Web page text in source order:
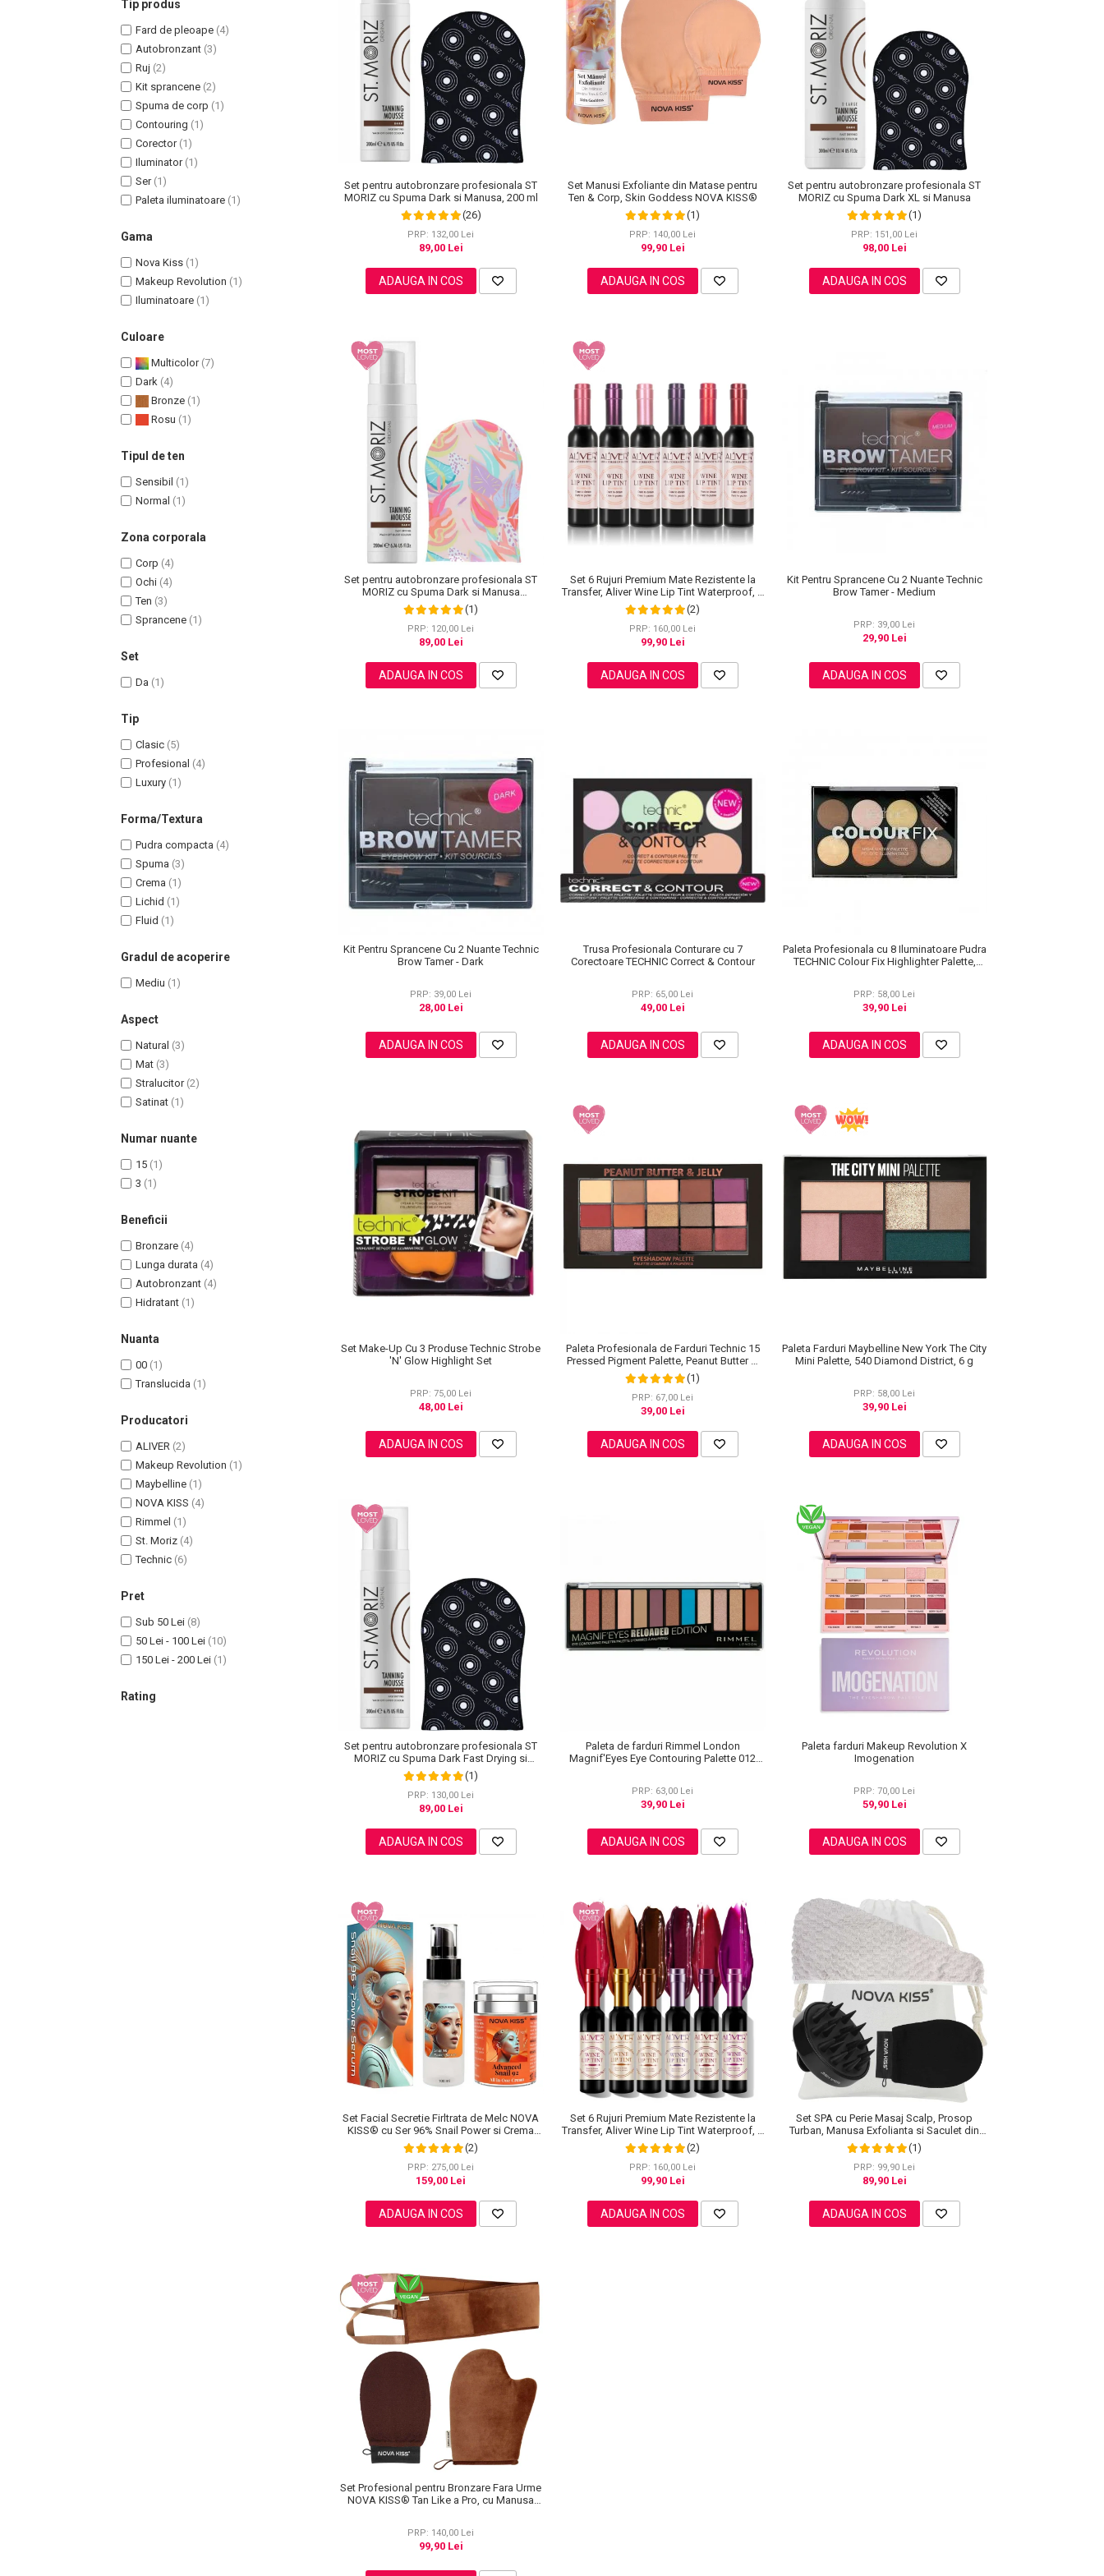
Uleiuri Unghii / Cuticule
Masaj Facial si Drenaj Limfatic
Plasturi ochi / nas / frunte
Produse Curatare Ten
Sampoane Colorante
Par Uscat / Deteriorat
Tip produs
Fard de pleoape (4)
Autobronzant (3)
Ruj (2)
Kit sprancene (2)
Spuma de corp (1)
Contouring (1)
Corector (1)
Iluminator (1)
Ser (1)
Paleta iluminatoare (1)
Gama
Nova Kiss (1)
Makeup Revolution (1)
Iluminatoare (1)
Culoare
Multicolor (7)
Dark (4)
Bronze (1)
Rosu (1)
Tipul de ten
Sensibil (1)
Normal (1)
Zona corporala
Corp (4)
Ochi (4)
Ten (3)
Sprancene (1)
Set
Da (1)
Tip
Clasic (5)
Profesional (4)
Luxury (1)
Forma/Textura
Pudra compacta (4)
Spuma (3)
Crema (1)
Lichid (1)
Fluid (1)
Gradul de acoperire
Mediu (1)
Aspect
Natural (3)
Mat (3)
Stralucitor (2)
Satinat (1)
Numar nuante
15 (1)
3 (1)
Beneficii
Bronzare (4)
Lunga durata (4)
Autobronzant (4)
Hidratant (1)
Nuanta
00 (1)
Translucida (1)
Producatori
ALIVER (2)
Makeup Revolution (1)
Maybelline (1)
NOVA KISS (4)
Rimmel (1)
St. Moriz (4)
Technic (6)
Pret
Sub 50 Lei (8)
50 Lei - 100 Lei (10)
150 Lei - 200 Lei (1)
Rating
Set pentru autobronzare profesionala ST
MORIZ cu Spuma Dark si Manusa, 200 ml
(26)
PRP: 132,00 Lei
89,00 Lei
ADAUGA IN COS
Set Manusi Exfoliante din Matase pentru
Ten & Corp, Skin Goddess NOVA KISS®
(1)
PRP: 140,00 Lei
99,90 Lei
ADAUGA IN COS
Set pentru autobronzare profesionala ST
MORIZ cu Spuma Dark XL si Manusa
(1)
PRP: 151,00 Lei
98,00 Lei
ADAUGA IN COS
Set pentru autobronzare profesionala ST
MORIZ cu Spuma Dark si Manusa
Sunkissed, Hawaiian Edition
(1)
PRP: 120,00 Lei
89,00 Lei
ADAUGA IN COS
Set 6 Rujuri Premium Mate Rezistente la
Transfer, Aliver Wine Lip Tint Waterproof, 7
g X 6 buc (2)
PRP: 160,00 Lei
99,90 Lei
ADAUGA IN COS
Kit Pentru Sprancene Cu 2 Nuante Technic
Brow Tamer - Medium
PRP: 39,00 Lei
29,90 Lei
ADAUGA IN COS
Kit Pentru Sprancene Cu 2 Nuante Technic
Brow Tamer - Dark
PRP: 39,00 Lei
28,00 Lei
ADAUGA IN COS
Trusa Profesionala Conturare cu 7
Corectoare TECHNIC Correct & Contour
PRP: 65,00 Lei
49,00 Lei
ADAUGA IN COS
Paleta Profesionala cu 8 Iluminatoare Pudra
TECHNIC Colour Fix Highlighter Palette,
PRP: 58,00 Lei
39,90 Lei
ADAUGA IN COS
Set Make-Up Cu 3 Produse Technic Strobe
'N' Glow Highlight Set
PRP: 75,00 Lei
48,00 Lei
ADAUGA IN COS
Paleta Profesionala de Farduri Technic 15
Pressed Pigment Palette, Peanut Butter &
Jelly, 15 Culori, 30 g
(1)
PRP: 67,00 Lei
39,00 Lei
ADAUGA IN COS
Paleta Farduri Maybelline New York The City
Mini Palette, 540 Diamond District, 6 g
PRP: 58,00 Lei
39,90 Lei
ADAUGA IN COS
Set pentru autobronzare profesionala ST
MORIZ cu Spuma Dark Fast Drying si
Manusa Velvet Tanning Mitt
(1)
PRP: 130,00 Lei
89,00 Lei
ADAUGA IN COS
Paleta de farduri Rimmel London
Magnif'Eyes Eye Contouring Palette 012
PRP: 63,00 Lei
39,90 Lei
ADAUGA IN COS
Paleta farduri Makeup Revolution X
Imogenation
PRP: 70,00 Lei
59,90 Lei
ADAUGA IN COS
Set Facial Secretie Firltrata de Melc NOVA
KISS® cu Ser 96% Snail Power si Crema
Advanced Snail 92 All in One
(2)
PRP: 275,00 Lei
159,00 Lei
ADAUGA IN COS
Set 6 Rujuri Premium Mate Rezistente la
Transfer, Aliver Wine Lip Tint Waterproof, 7
g X 6 buc (2)
PRP: 160,00 Lei
99,90 Lei
ADAUGA IN COS
Set SPA cu Perie Masaj Scalp, Prosop
Turban, Manusa Exfolianta si Saculet din
Bumbac, NOVA KISS®
(1)
PRP: 99,90 Lei
89,90 Lei
ADAUGA IN COS
Set Profesional pentru Bronzare Fara Urme
NOVA KISS® Tan Like a Pro, cu Manusa
PRP: 140,00 Lei
99,90 Lei